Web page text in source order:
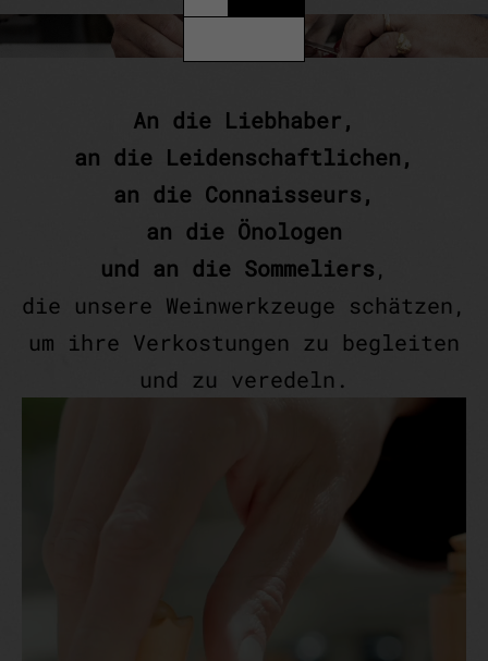
An die Liebhaber,
an die Leidenschaftlichen,
an die Connaisseurs,
an die Önologen
und an die Sommeliers,
die unsere Weinwerkzeuge schätzen,
um ihre Verkostungen zu begleiten
und zu veredeln.